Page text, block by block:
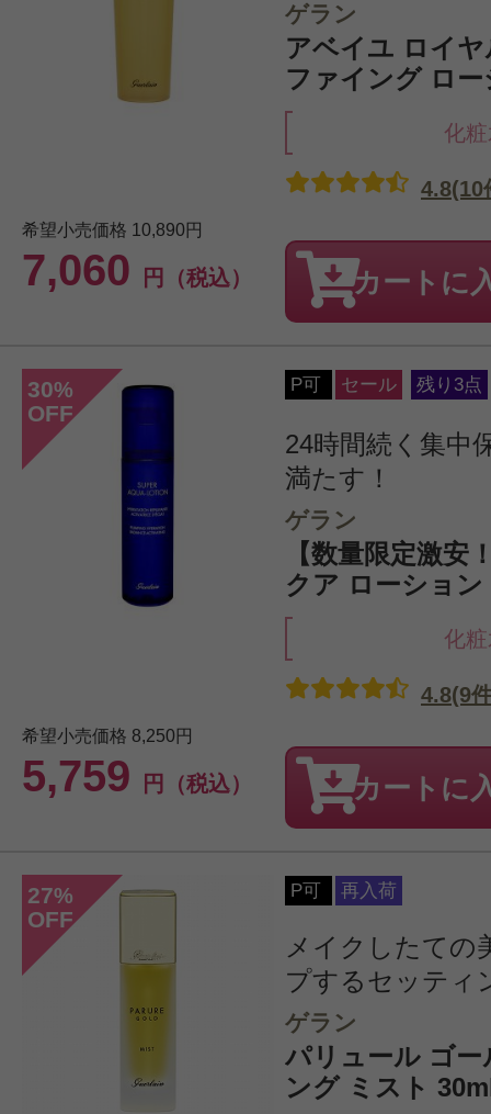
ゲラン
アベイユ ロイ
ファイング ロ
化
希望小売価格 10,890円
7,060 円（税込）
4.8(10
カートに
30%
OFF
P可 セール 残り3点
24時間続く集中
満たす！
ゲラン
【数量限定激安
クア ローション
化
希望小売価格 8,250円
5,759 円（税込）
4.8(9
カートに
27%
OFF
P可 再入荷
メイクしたての
プするセッティ
ゲラン
パリュール ゴ
ング ミスト